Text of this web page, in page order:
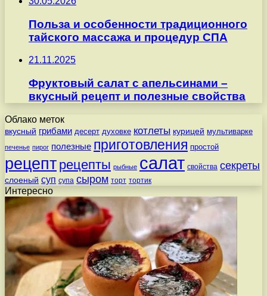
Польза и особенности традиционного
тайского массажа и процедур СПА
21.11.2025
Фруктовый салат с апельсинами –
вкусный рецепт и полезные свойства
Облако меток
вкусный грибами десерт духовке котлеты курицей мультиварке
печенье пирог полезные приготовления простой
рецепт рецепты рыбные салат свойства секреты
слоеный суп супа сыром торт тортик
Интересно